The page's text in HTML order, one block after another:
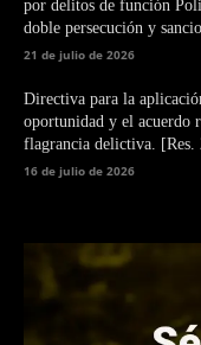
por delitos de función
doble persecución y
21 de julio de 2026
Directiva para la
oportunidad y el acuerdo
flagrancia delictiva.
16 de julio de 2026